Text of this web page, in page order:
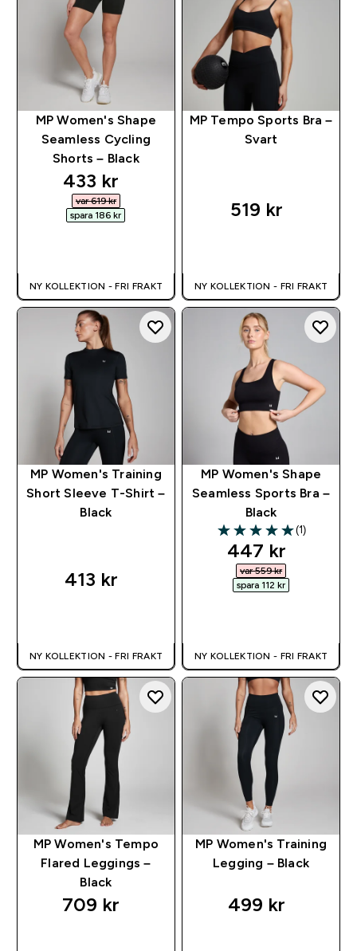
MP Women's Shape
Seamless Cycling
Shorts – Black
discounted price
433 kr‎
var 619 kr‎
spara 186 kr‎
NY KOLLEKTION - FRI FRAKT
MP Tempo Sports Bra –
Svart
519 kr‎
NY KOLLEKTION - FRI FRAKT
MP Women's Training
Short Sleeve T-Shirt –
Black
413 kr‎
NY KOLLEKTION - FRI FRAKT
MP Women's Shape
Seamless Sports Bra –
Black
5 out of 5 stars
(1)
discounted
447 kr‎
var 559 kr‎
spara 112 kr‎
NY KOLLEKTION - FRI FRAKT
MP Women's Tempo
Flared Leggings –
Black
709 kr‎
MP Women's Training
Legging – Black
499 kr‎